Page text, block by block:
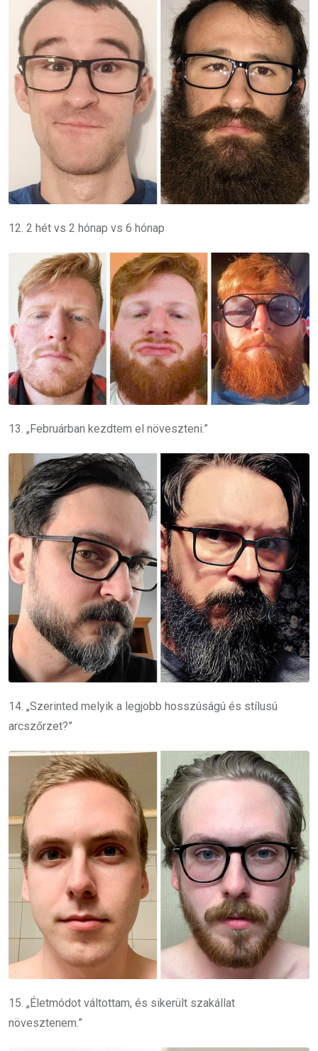
12. 2 hét vs 2 hónap vs 6 hónap
13. „Februárban kezdtem el növeszteni.”
14. „Szerinted melyik a legjobb hosszúságú és stílusú
arcszőrzet?”
15. „Életmódot váltottam, és sikerült szakállat
növesztenem.”